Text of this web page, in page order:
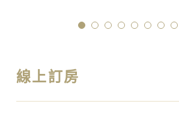
線上訂房